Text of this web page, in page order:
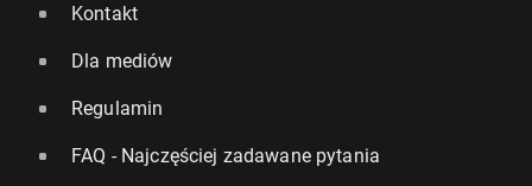
Kontakt
Dla mediów
Regulamin
FAQ - Najczęściej zadawane pytania